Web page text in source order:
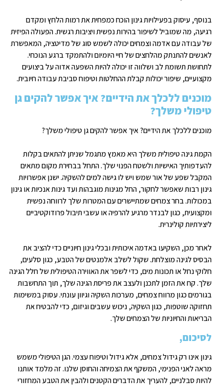
בנוסף, עיסוק בפעילויות גינון הוכח כמפחית את רמות הלחץ ומקדם
רגיעה, מה שמוביל לשיפור בהירות נפשית ויציבות רגשית. הפעולה הפיזית
של עבודה עם אדמה וצמחים יכולה לשמש סוג של מדיטציה, המאפשרת
לאנשים להתנתק מהלחצים של חיי היומיום ולהתמקד ברגע הנוכחי.
לתחושת תשומת לב ושלווה זו יכולה להיות השפעה אדוה על ביצועים
מקצועיים, שיפור יכולות קבלת ההחלטות וטיפוח סביבת עבודה חיובית.
מוכנים ללכלך את הידיים? איך אפשר להקים גן
טיפולי משלך?
מוכנים ללכלך את הידיים? איך אפשר להקים גן טיפולי משלך?
הקמת גינה טיפולית משלך היא מאמץ מתגמל שניתן להתאים בקלות
להעדפותיך האישיות ולשטח הפנוי שלך. התחל בבחירת מקום מתאים
המקבל שפע של אור שמש ויש לו גישה למים להשקיה. ישנן אפשרויות
גינון רבות שאפשר לחקור, החל מגינות מוגבהות ועד גינות אנכיות או גינון
במכולות. בחר צמחים שמתיישרים עם המטרות שלך לרווחה נפשית
ומקצועית, כגון לבנדר מרגיע להרפיה או עשבי תיבול פרודוקטיביים
ליצירתיות קולינרית.
לאחר מכן, השקיעו באדמה איכותית ובכלי גינון חיוניים כדי להציב את
הבסיס לגינה מוצלחת. שקול לשלב אלמנטים של הטבע, כגון סלעים,
חלוקי נחל או תכונות מים, כדי לשפר את האווירה הטיפולית של חלל הגינה
שלך. קח את הזמן לתכנן ולעצב את פריסת הגינה שלך, תוך התחשבות
בגורמים כגון מרווח צמחים, מערכות השקיה וגיוון עונתי. עסוק במשימות
תחזוקה שוטפות, כגון השקיה, ניכוש עשבים וגיזום, כדי להבטיח את
הבריאות והחיוניות של הצמחים שלך.
לסיכום,
גינון אינו רק גידול צמחים, אלא גידול וטיפוח עצמי. הגן הטיפולי משמש
מראה לאני הפנימי, המשקף את הצמיחה והחוסן שלנו. זה מלמד אותנו
להיות סבלניים, להעריך את הדברים הקטנים ולהבין את הטבע המחזורי